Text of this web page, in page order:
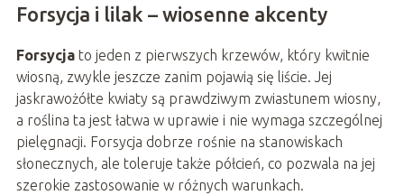
Forsycja i lilak – wiosenne akcenty
Forsycjato jeden z pierwszych krzewów, który kwitnie
wiosną, zwykle jeszcze zanim pojawią się liście. Jej
jaskrawożółte kwiaty są prawdziwym zwiastunem wiosny,
a roślina ta jest łatwa w uprawie i nie wymaga szczególnej
pielęgnacji. Forsycja dobrze rośnie na stanowiskach
słonecznych, ale toleruje także półcień, co pozwala na jej
szerokie zastosowanie w różnych warunkach.